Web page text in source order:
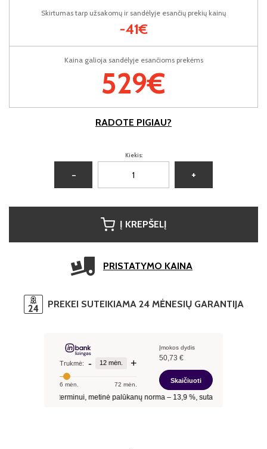
Kaina galioja sandėlyje esančioms prekėms
529€
Skirtumas tarp užsakomų ir sandėlyje esančių prekių kainų
-41€
RADOTE PIGIAU?
Kiekis:
− +
Į KREPŠELĮ
PRISTATYMO KAINA
PREKEI SUTEIKIAMA 24 MĖNESIŲ GARANTIJA